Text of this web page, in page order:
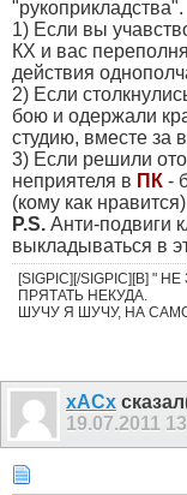
"рукоприкладства".
1) Если вы
КХ и вас
действия
2) Если
бою и одержали
студию, вместе за
3) Если решили
неприятеля в ПК -
(кому как
P.S. Анти-подвиги
выкладываться в
[SIGPIC][/SIGPIC][B] "
ПРЯТАТЬ НЕКУДА.
ШУЧУ Я ШУЧУ, НА
xACx
19.07.2011